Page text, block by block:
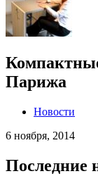
Парижа
Новости
6 ноября, 2014
Последние